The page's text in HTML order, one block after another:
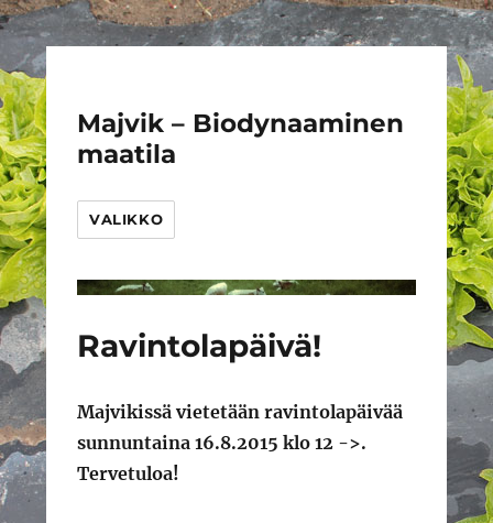
Majvik – Biodynaaminen
maatila
VALIKKO
Uutiset
Ravintolapäivä!
Majvikissä vietetään ravintolapäivää
sunnuntaina 16.8.2015 klo 12 ->.
Tervetuloa!